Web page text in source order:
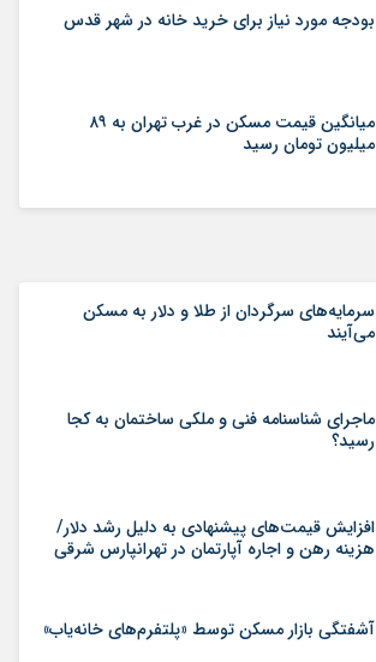
بودجه مورد نیاز برای خرید خانه در شهر قدس
میانگین قیمت مسکن در غرب تهران به ۸۹
میلیون تومان رسید
سرمایه‌های سرگردان از طلا و دلار به مسکن
می‌آیند
ماجرای شناسنامه‌ فنی و ملکی ساختمان به کجا
رسید؟
افزایش قیمت‌های پیشنهادی به دلیل رشد دلار/
هزینه رهن و اجاره آپارتمان در تهرانپارس شرقی
آشفتگی بازار مسکن توسط «پلتفرم‌های خانه‌یاب»